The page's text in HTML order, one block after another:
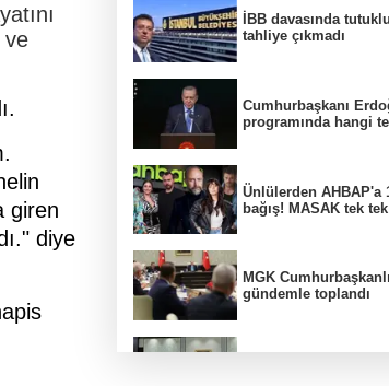
ve
giren
diye
İBB davasında
tahliye çıkmadı
Cumhurbaşkanı
programında hangi
Ünlülerden AHBAP'a
bağış! MASAK tek
MGK
gündemle toplandı